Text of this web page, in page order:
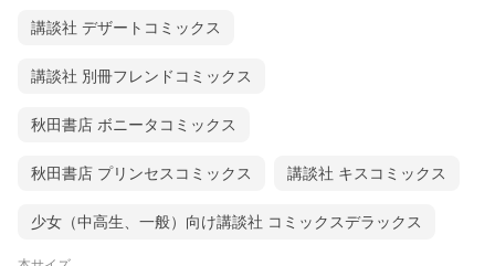
講談社 デザートコミックス
講談社 別冊フレンドコミックス
秋田書店 ボニータコミックス
秋田書店 プリンセスコミックス 講談社 キスコミックス
少女（中高生、一般）向け講談社 コミックスデラックス